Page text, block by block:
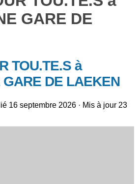
GARE DE
TOU.TE.S à
GARE DE LAEKEN
16 septembre 2026 · Mis à jour 23